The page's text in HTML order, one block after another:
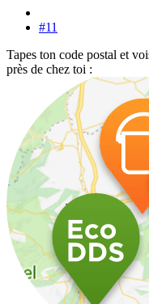
#11
Tapes ton code postal et
près de chez toi :